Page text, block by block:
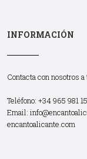
INFORMACIÓN
Contacta con nosotros
Teléfono: +34 965 981
Email:
encantoalicante.com